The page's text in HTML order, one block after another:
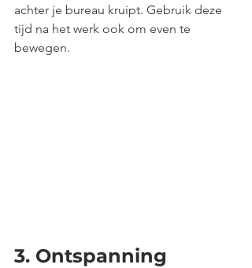
achter je bureau kruipt. Gebruik deze
tijd na het werk ook om even te
bewegen.
3. Ontspanning